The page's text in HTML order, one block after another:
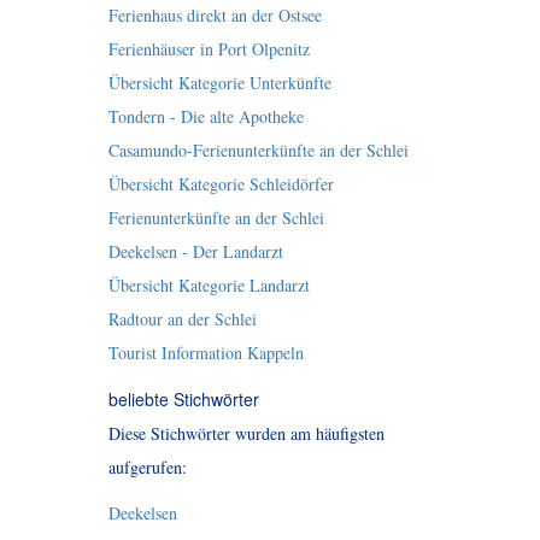
Ferienhaus direkt an der Ostsee
Ferienhäuser in Port Olpenitz
Übersicht Kategorie Unterkünfte
Tondern - Die alte Apotheke
Casamundo-Ferienunterkünfte an der Schlei
Übersicht Kategorie Schleidörfer
Ferienunterkünfte an der Schlei
Deekelsen - Der Landarzt
Übersicht Kategorie Landarzt
Radtour an der Schlei
Tourist Information Kappeln
beliebte Stichwörter
Diese Stichwörter wurden am häufigsten
aufgerufen:
Deekelsen